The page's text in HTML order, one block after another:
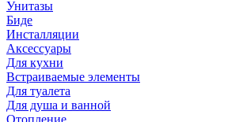
Унитазы
Биде
Инсталляции
Аксессуары
Для кухни
Встраиваемые элементы
Для туалета
Для душа и ванной
Отопление